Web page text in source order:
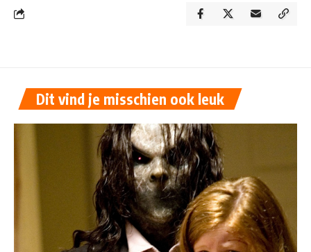
Dit vind je misschien ook leuk